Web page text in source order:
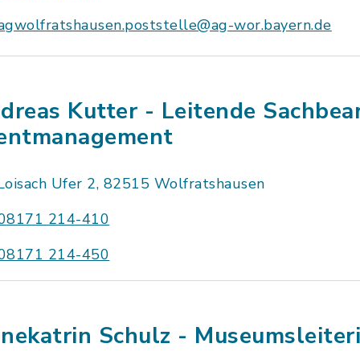
wor.bayern.de
Kutter - Leitende
Ufer 2, 82515 Wolfratshausen
214-410
214-450
Schulz -